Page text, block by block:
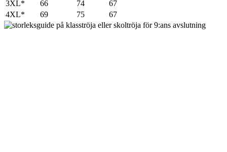
3XL*
66 74
67
4XL*
69 75 67